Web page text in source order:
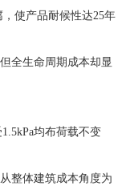
使产品耐候性达25年
全生命周期成本却显
均布荷载不变
整体建筑成本角度为